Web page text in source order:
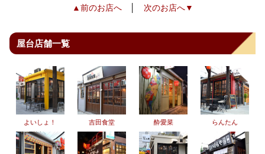
▲前のお店へ│ 次のお店へ▼
屋台店舗一覧
よいしょ！ 吉田食堂 酔愛菜 らんたん